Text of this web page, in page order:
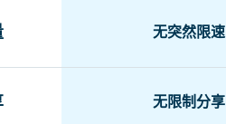
无突然限速
无限制分享